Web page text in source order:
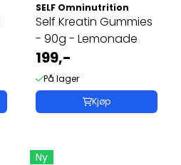
SELF Omninutrition
Self Kreatin Gummies
- 90g - Lemonade
199,-
På lager
Kjøp
Ny